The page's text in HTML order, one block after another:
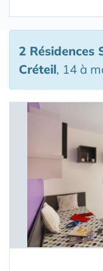
2 Résidences
Créteil, 14 à